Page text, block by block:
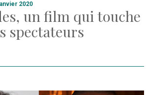
2020
un film qui touche
spectateurs